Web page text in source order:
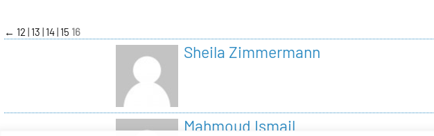
← 12 13 14 15 16
Sheila Zimmermann
Mahmoud Ismail